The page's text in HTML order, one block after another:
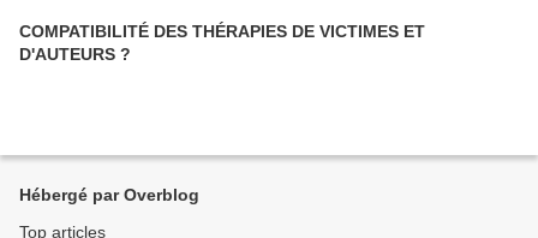
COMPATIBILITÉ DES THÉRAPIES DE VICTIMES ET
D'AUTEURS ?
Hébergé par Overblog
Top articles